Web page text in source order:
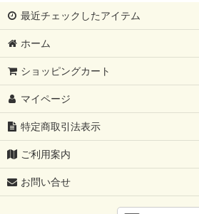
最近チェックしたアイテム
ホーム
ショッピングカート
マイページ
特定商取引法表示
ご利用案内
お問い合せ